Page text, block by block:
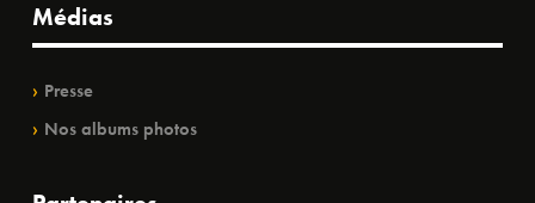
Médias
Presse
Nos albums photos